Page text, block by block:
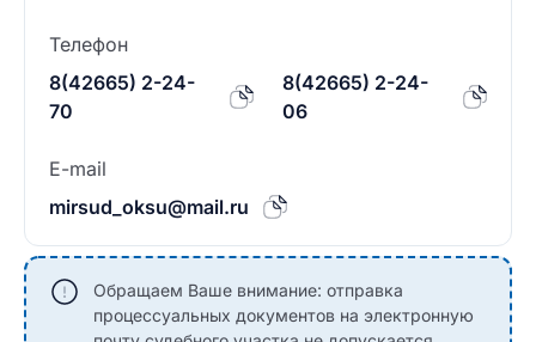
Телефон
8(42665) 2-24-
70
8(42665) 2-24-
06
E-mail
mirsud_oksu@mail.ru
Обращаем Ваше внимание: отправка
процессуальных документов на электронную